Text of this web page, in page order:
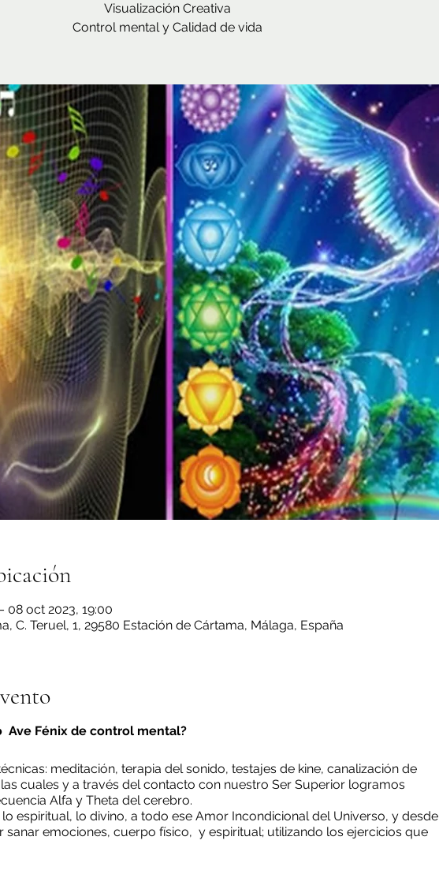
Visualización Creativa
Control mental y Calidad de vida
08 oct 2023, 19:00
C. Teruel, 1, 29580 Estación de Cártama, Málaga, España
Ave Fénix de control mental?
meditación, terapia del sonido, testajes de kine, canalización de
cuales y a través del contacto con nuestro Ser Superior logramos
Alfa y Theta del cerebro.
espiritual, lo divino, a todo ese Amor Incondicional del Universo, y desde
sanar emociones, cuerpo físico, y espiritual; utilizando los ejercicios que